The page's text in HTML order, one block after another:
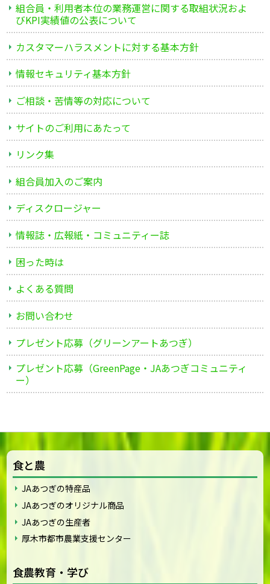
組合員・利用者本位の業務運営に関する取組状況およ
びKPI実績値の公表について
カスタマーハラスメントに対する基本方針
情報セキュリティ基本方針
ご相談・苦情等の対応について
サイトのご利用にあたって
リンク集
組合員加入のご案内
ディスクロージャー
情報誌・広報紙・コミュニティー誌
困った時は
よくある質問
お問い合わせ
プレゼント応募（グリーンアートあつぎ）
プレゼント応募（GreenPage・JAあつぎコミュニティ
ー）
食と農
JAあつぎの特産品
JAあつぎのオリジナル商品
JAあつぎの生産者
厚木市都市農業支援センター
食農教育・学び